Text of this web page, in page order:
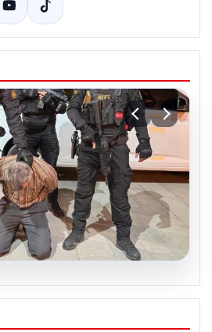
Suikast Timinde İki
Sır: Firari Teröristin